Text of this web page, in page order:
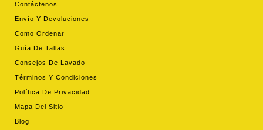
Contáctenos
Envío Y Devoluciones
Como Ordenar
Guía De Tallas
Consejos De Lavado
Términos Y Condiciones
Política De Privacidad
Mapa Del Sitio
Blog